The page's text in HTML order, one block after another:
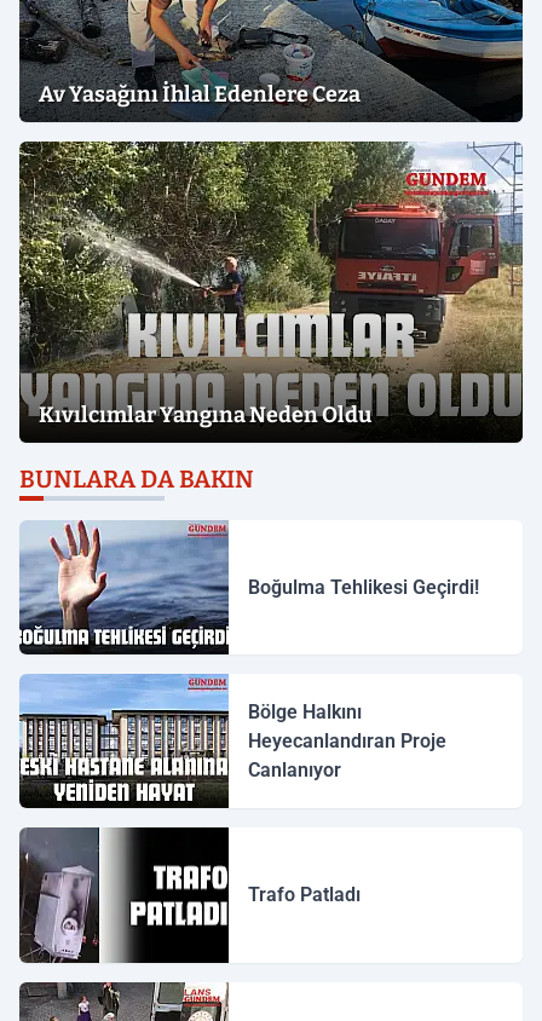
Av Yasağını İhlal Edenlere Ceza
Kıvılcımlar Yangına Neden Oldu
BUNLARA DA BAKIN
Boğulma Tehlikesi Geçirdi!
Bölge Halkını
Heyecanlandıran Proje
Canlanıyor
Trafo Patladı